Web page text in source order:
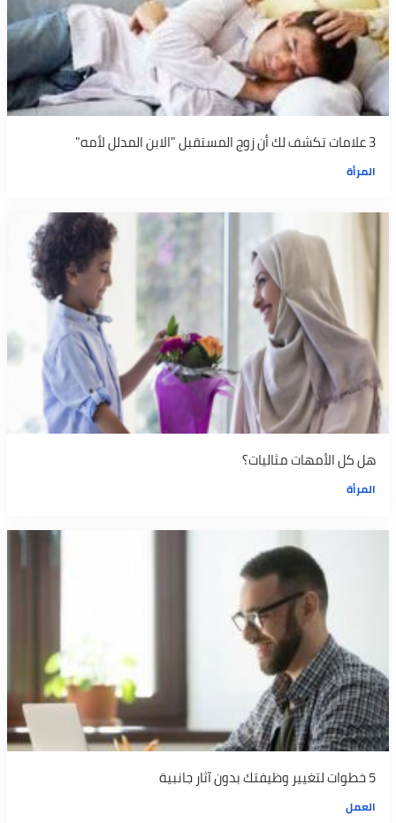
3 علامات تكشف لك أن زوج المستقبل "الابن المدلل لأمه"
المرأة
هل كل الأمهات مثاليات؟
المرأة
5 خطوات لتغيير وظيفتك بدون آثار جانبية
العمل